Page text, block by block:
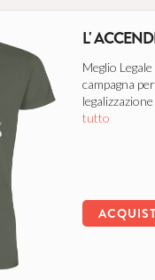
L'
Meglio
campagna
legalizzazione
tutto